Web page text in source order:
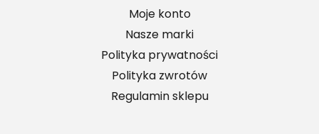
Moje konto
Nasze marki
Polityka prywatności
Polityka zwrotów
Regulamin sklepu